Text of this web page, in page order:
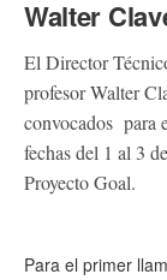
Walter
El Director
profesor Walter
convocados para
fechas del 1 al 3
Proyecto Goal.
Para el primer